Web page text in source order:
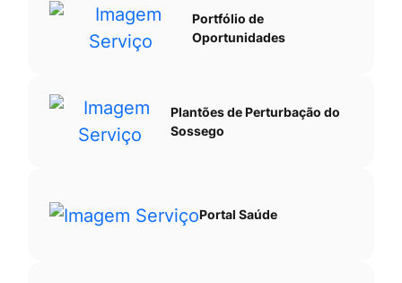
Portfólio de
Oportunidades
Plantões de Perturbação do
Sossego
Portal Saúde